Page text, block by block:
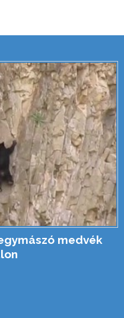
medvék